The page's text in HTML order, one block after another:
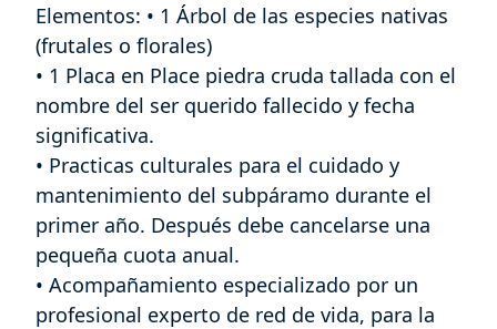
Elementos: • 1 Árbol de las especies nativas
(frutales o florales)
• 1 Placa en Place piedra cruda tallada con el
nombre del ser querido fallecido y fecha
significativa.
• Practicas culturales para el cuidado y
mantenimiento del subpáramo durante el
primer año. Después debe cancelarse una
pequeña cuota anual.
• Acompañamiento especializado por un
profesional experto de red de vida, para la